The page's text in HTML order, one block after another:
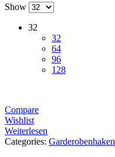
Show
32
32
64
96
128
Compare
Wishlist
Weiterlesen
Categories: Garderobenhaken